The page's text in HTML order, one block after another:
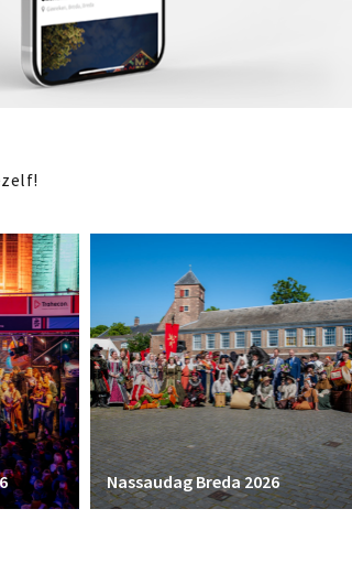
Nassaudag Breda 2026